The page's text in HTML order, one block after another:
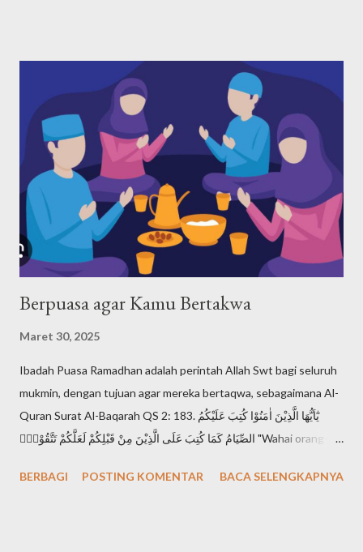
1527-1407 SM. Maka, dari agama-agama samawi, Yahudi adalah
agama pertama menurut urutan waktunya. Bagaimana Nabi
Musa mendefiniskan dan mengajarkan ketuhanan kepada
kaumnya? Nabi Musa dengan tegas menyatakan bahwa Tuhan
adalah Yang Maha Esa. Pernyataan yang paling terkenal tentang
keesaan Tuhan dalam ajaran Musa ada dalam Ulangan 6:4, yang
disebut Shema Israel: "Dengarlah, hai Israel: Tuhan itu Allah
kita, Tuhan itu esa!". Shema Israel a...
Berpuasa agar Kamu Bertakwa
Maret 30, 2025
Ibadah Puasa Ramadhan adalah perintah Allah Swt bagi seluruh
mukmin, dengan tujuan agar mereka bertaqwa, sebagaimana Al-
Quran Surat Al-Baqarah QS 2: 183. يٰٓاَيُّهَا الَّذِيْنَ اٰمَنُوْا كُتِبَ عَلَيْكُمُ
الصِّيَامُ كَمَا كُتِبَ عَلَى الَّذِيْنَ مِنْ قَبْلِكُمْ لَعَلَّكُمْ تَتَّقُوْنَۙ "Wahai orang-
sebagaimana diwajibkan atas orang-orang sebelum kamu agar
BERBAGI POSTING KOMENTAR BACA SELENGKAPNYA